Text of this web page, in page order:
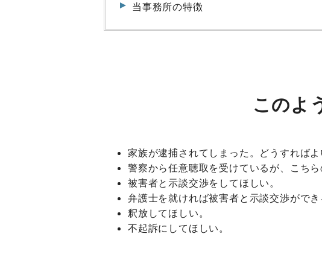
当事務所の特徴
このよ
家族が逮捕されてしまった。どうすればよ
警察から任意聴取を受けているが、こちら
被害者と示談交渉をしてほしい。
弁護士を就ければ被害者と示談交渉ができ
釈放してほしい。
不起訴にしてほしい。